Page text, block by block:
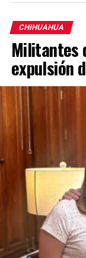
CHIHUAHUA
Militantes
expulsión